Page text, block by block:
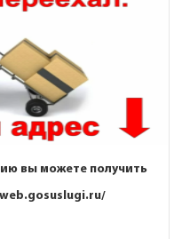
вы можете получить